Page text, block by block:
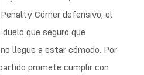
Córner defensivo; el
que seguro que
llegue a estar cómodo. Por
promete cumplir con